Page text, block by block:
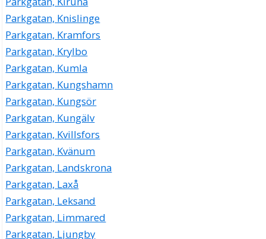
Parkgatan, Knislinge
Parkgatan, Kramfors
Parkgatan, Krylbo
Parkgatan, Kumla
Parkgatan, Kungshamn
Parkgatan, Kungsör
Parkgatan, Kungälv
Parkgatan, Kvillsfors
Parkgatan, Kvänum
Parkgatan, Landskrona
Parkgatan, Laxå
Parkgatan, Leksand
Parkgatan, Limmared
Parkgatan, Ljungby